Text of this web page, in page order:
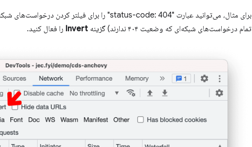
تمام درخواست‌های شبکه‌ای که وضعیت ۴۰۴ ندارند) گزینه
Invert را فعال کنید.